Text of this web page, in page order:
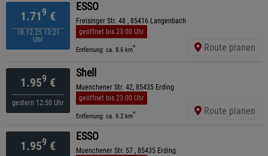
1.719 €
18.12.25 13:21
Uhr
ESSO
Freisinger Str. 48 , 85416 Langenbach
geöffnet bis 23:00 Uhr
Entfernung: ca. 8.6 km* Route planen
1.959 €
gestern 12:50 Uhr
Shell
Muenchener Str. 42, 85435 Erding
geöffnet bis 23:00 Uhr
Entfernung: ca. 9.2 km* Route planen
1.959 €
ESSO
Muenchener Str. 57 , 85435 Erding